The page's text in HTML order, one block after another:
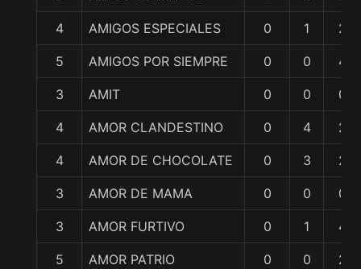
4 AMIGOS ESPECIALES 0 1 2
5 AMIGOS POR SIEMPRE 0 0 4
3 AMIT 0 0 0
4 AMOR CLANDESTINO 0 4 2
4 AMOR DE CHOCOLATE 0 3 2
3 AMOR DE MAMA 0 0 0
3 AMOR FURTIVO 0 1 4
5 AMOR PATRIO 0 0 2